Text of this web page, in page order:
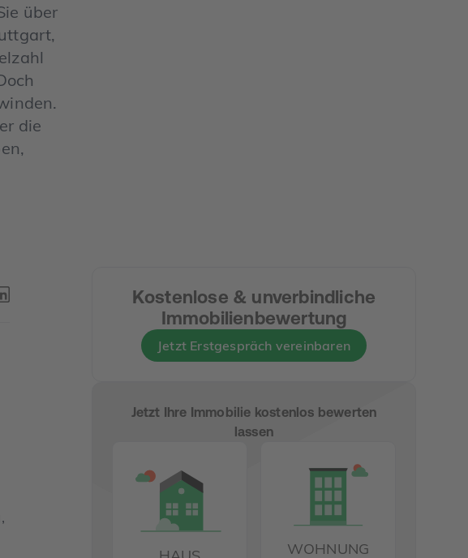
über
die
Kostenlose & unverbindliche
Immobilienbewertung
Jetzt Erstgespräch vereinbaren
Jetzt Ihre Immobilie kostenlos bewerten
lassen
WOHNUNG